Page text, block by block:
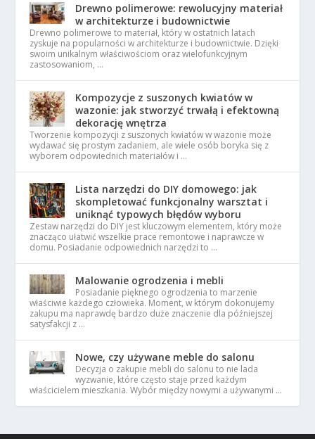
Drewno polimerowe: rewolucyjny materiał
w architekturze i budownictwie
Drewno polimerowe to materiał, który w ostatnich latach
zyskuje na popularności w architekturze i budownictwie. Dzięki
swoim unikalnym właściwościom oraz wielofunkcyjnym
zastosowaniom, …
Kompozycje z suszonych kwiatów w
wazonie: jak stworzyć trwałą i efektowną
dekorację wnętrza
Tworzenie kompozycji z suszonych kwiatów w wazonie może
wydawać się prostym zadaniem, ale wiele osób boryka się z
wyborem odpowiednich materiałów i …
Lista narzędzi do DIY domowego: jak
skompletować funkcjonalny warsztat i
uniknąć typowych błędów wyboru
Zestaw narzędzi do DIY jest kluczowym elementem, który może
znacząco ułatwić wszelkie prace remontowe i naprawcze w
domu. Posiadanie odpowiednich narzędzi to …
Malowanie ogrodzenia i mebli
Posiadanie pięknego ogrodzenia to marzenie
właściwie każdego człowieka. Moment, w którym dokonujemy
zakupu ma naprawdę bardzo duże znaczenie dla późniejszej
satysfakcji z …
Nowe, czy używane meble do salonu
Decyzja o zakupie mebli do salonu to nie lada
wyzwanie, które często staje przed każdym
właścicielem mieszkania. Wybór między nowymi a używanymi …